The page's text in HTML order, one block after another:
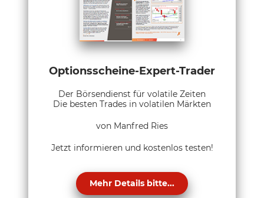
Optionsscheine-Expert-Trader
Der Börsendienst für volatile Zeiten
Die besten Trades in volatilen Märkten
von Manfred Ries
Jetzt informieren und kostenlos testen!
Mehr Details bitte...